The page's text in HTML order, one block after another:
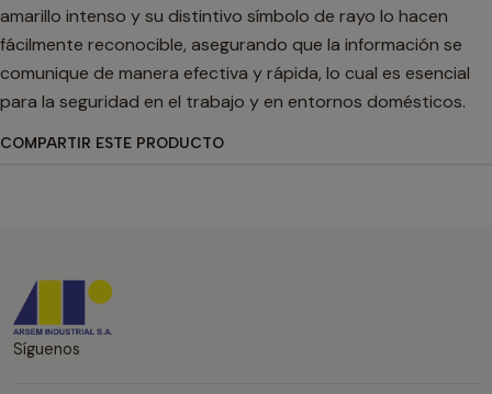
amarillo intenso y su distintivo símbolo de rayo lo hacen
fácilmente reconocible, asegurando que la información se
comunique de manera efectiva y rápida, lo cual es esencial
para la seguridad en el trabajo y en entornos domésticos.
COMPARTIR ESTE PRODUCTO
Síguenos